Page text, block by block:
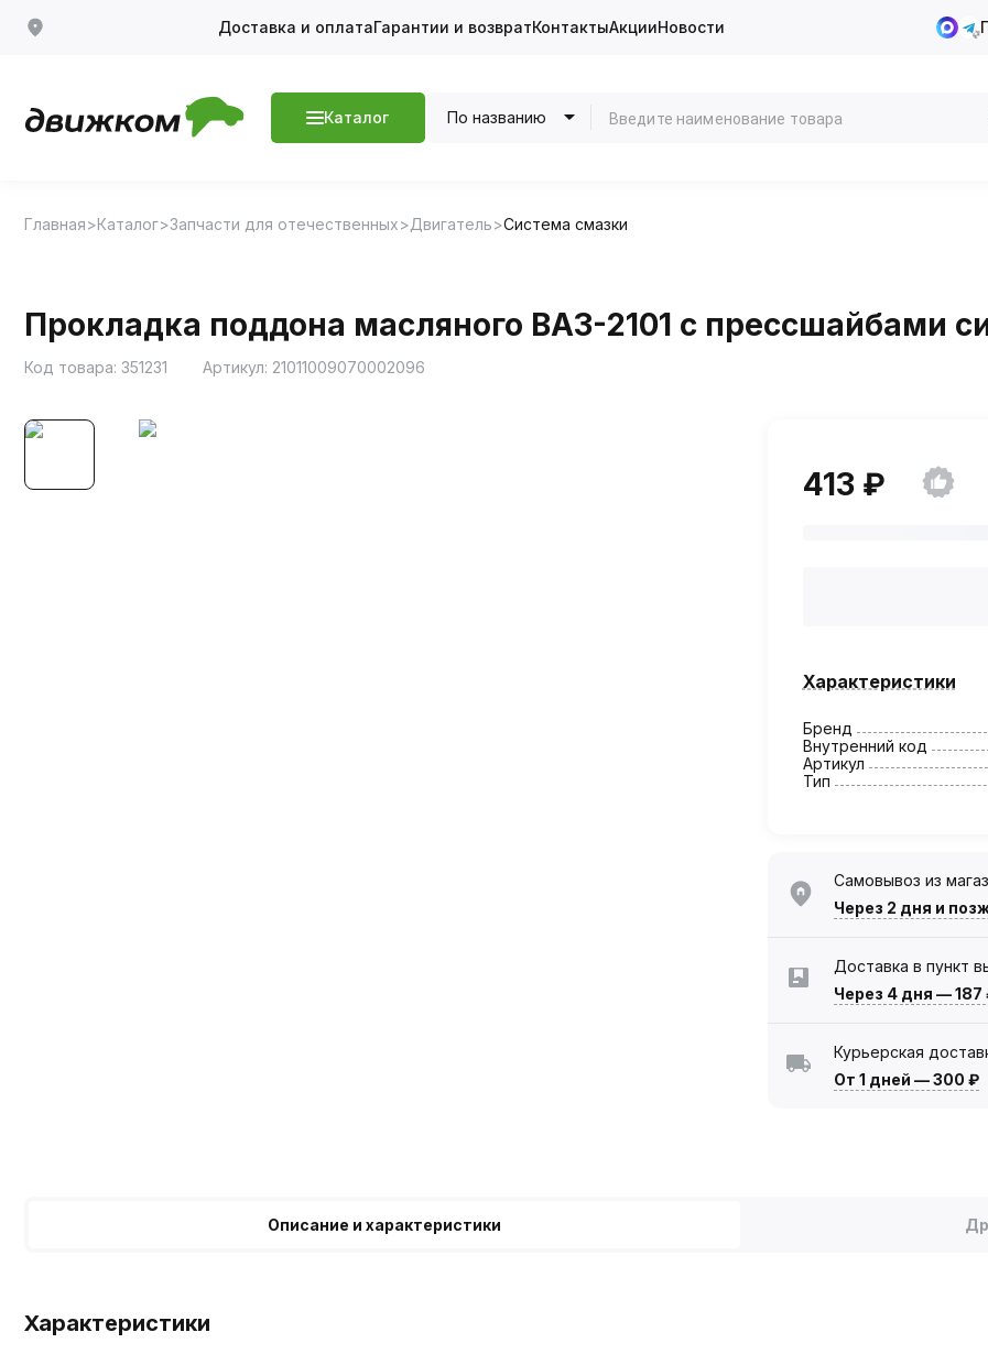
Доставка и оплатаГарантии и возвратКонтактыАкцииНовости
Каталог По названию
Главная Каталог Запчасти для отечественных Двигатель Система смазки
Прокладка поддона масляного ВАЗ-2101 с прессшайбами
Код товара: 351231 Артикул: 21011009070002096
413 ₽
Характеристики
Бренд
Внутренний код
Артикул
Тип
Самовывоз из
Через 2 дня и
Доставка в пункт
Через 4 дня —187
Курьерская
От 1 дней —300 ₽
Описание и характеристики
Характеристики